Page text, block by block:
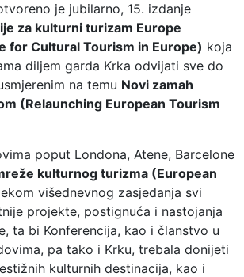
je jubilarno, 15. izdanje
za kulturni turizam Europe
for Cultural Tourism in Europe) koja
diljem garda Krka odvijati sve do
na temu Novi zamah
(Relaunching European Tourism
poput Londona, Atene, Barcelone
kulturnog turizma (European
višednevnog zasjedanja svi
projekte, postignuća i nastojanja
ta bi Konferencija, kao i članstvo u
pa tako i Krku, trebala donijeti
kulturnih destinacija, kao i